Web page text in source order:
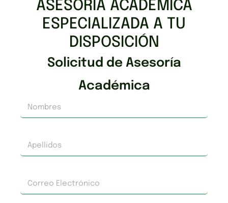
ASESORÍA ACADÉMICA
ESPECIALIZADA A TU
DISPOSICIÓN
Solicitud de Asesoría
Académica